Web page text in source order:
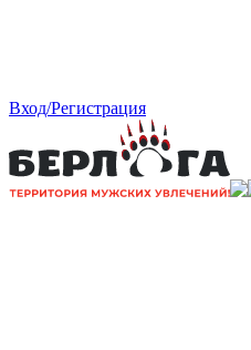
Вход/Регистрация